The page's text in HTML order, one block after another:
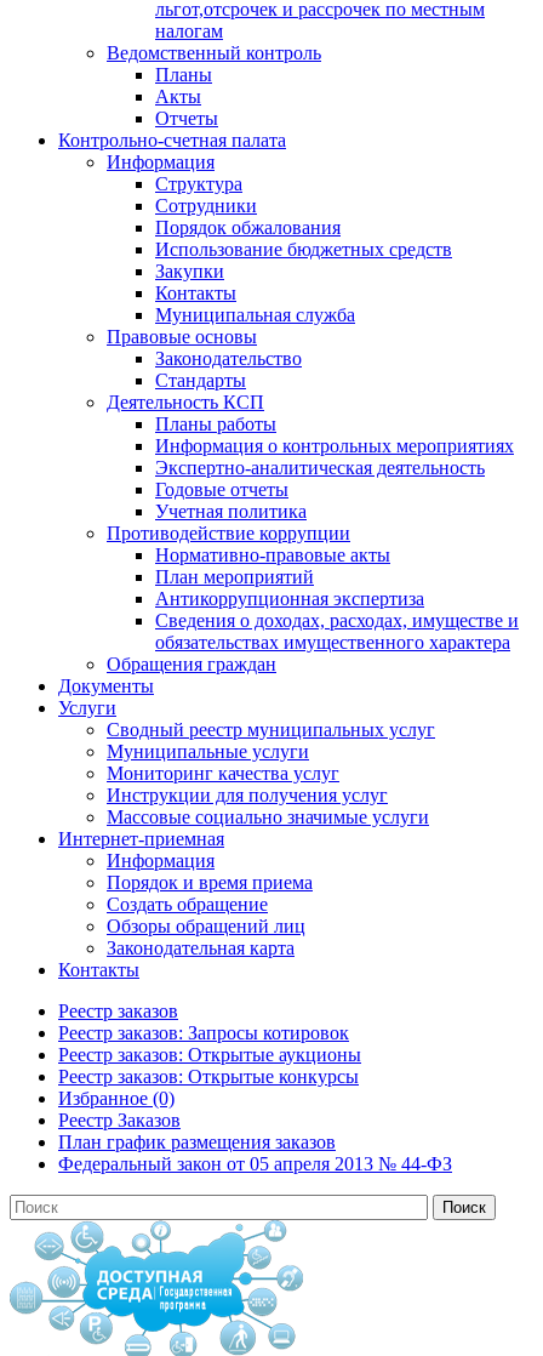
льгот,отсрочек и рассрочек по местным
налогам
Ведомственный контроль
Планы
Акты
Отчеты
Контрольно-счетная палата
Информация
Структура
Сотрудники
Порядок обжалования
Использование бюджетных средств
Закупки
Контакты
Муниципальная служба
Правовые основы
Законодательство
Стандарты
Деятельность КСП
Планы работы
Информация о контрольных мероприятиях
Экспертно-аналитическая деятельность
Годовые отчеты
Учетная политика
Противодействие коррупции
Нормативно-правовые акты
План мероприятий
Антикоррупционная экспертиза
Сведения о доходах, расходах, имуществе и
обязательствах имущественного характера
Обращения граждан
Документы
Услуги
Сводный реестр муниципальных услуг
Муниципальные услуги
Мониторинг качества услуг
Инструкции для получения услуг
Массовые социально значимые услуги
Интернет-приемная
Информация
Порядок и время приема
Создать обращение
Обзоры обращений лиц
Законодательная карта
Контакты
Реестр заказов
Реестр заказов: Запросы котировок
Реестр заказов: Открытые аукционы
Реестр заказов: Открытые конкурсы
Избранное (0)
Реестр Заказов
План график размещения заказов
Федеральный закон от 05 апреля 2013 № 44-ФЗ